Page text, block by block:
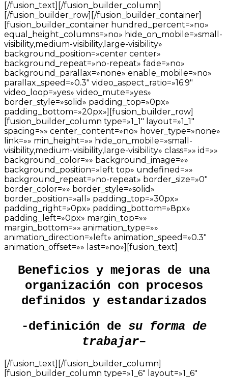
[/fusion_text][/fusion_builder_column]
[/fusion_builder_row][/fusion_builder_container]
[fusion_builder_container hundred_percent=»no»
equal_height_columns=»no» hide_on_mobile=»small-
visibility,medium-visibility,large-visibility»
background_position=»center center»
background_repeat=»no-repeat» fade=»no»
background_parallax=»none» enable_mobile=»no»
parallax_speed=»0.3″ video_aspect_ratio=»16:9″
video_loop=»yes» video_mute=»yes»
border_style=»solid» padding_top=»0px»
padding_bottom=»20px»][fusion_builder_row]
[fusion_builder_column type=»1_1″ layout=»1_1″
spacing=»» center_content=»no» hover_type=»none»
link=»» min_height=»» hide_on_mobile=»small-
visibility,medium-visibility,large-visibility» class=»» id=»»
background_color=»» background_image=»»
background_position=»left top» undefined=»»
background_repeat=»no-repeat» border_size=»0″
border_color=»» border_style=»solid»
border_position=»all» padding_top=»30px»
padding_right=»0px» padding_bottom=»8px»
padding_left=»0px» margin_top=»»
margin_bottom=»» animation_type=»»
animation_direction=»left» animation_speed=»0.3″
animation_offset=»» last=»no»][fusion_text]
Beneficios y mejoras de una
organización con procesos
definidos y estandarizados
-definición de su forma de
trabajar–
[/fusion_text][/fusion_builder_column]
[fusion_builder_column type=»1_6″ layout=»1_6″